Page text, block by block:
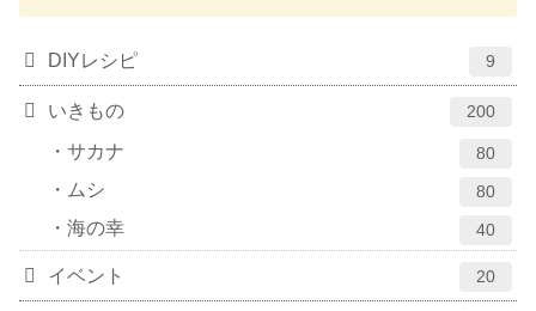
DIYレシピ 9
いきもの 200
サカナ 80
ムシ 80
海の幸 40
イベント 20